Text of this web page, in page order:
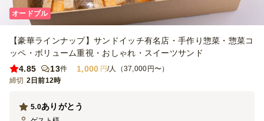
オードブル
【豪華ラインナップ】サンドイッチ有名店・手作り惣菜・惣菜コ
ッペ・ボリューム重視・おしゃれ・スイーツサンド
4.85
13件 1,000 円/人（37,000円〜）
締切 2日前12時
ありがとう
5.0